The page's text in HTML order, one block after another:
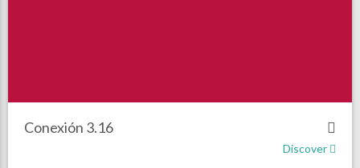
Conexión 3.16
Discover